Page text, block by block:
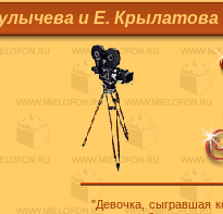
и Е. Крылатова
"Девочка, сыгравшая